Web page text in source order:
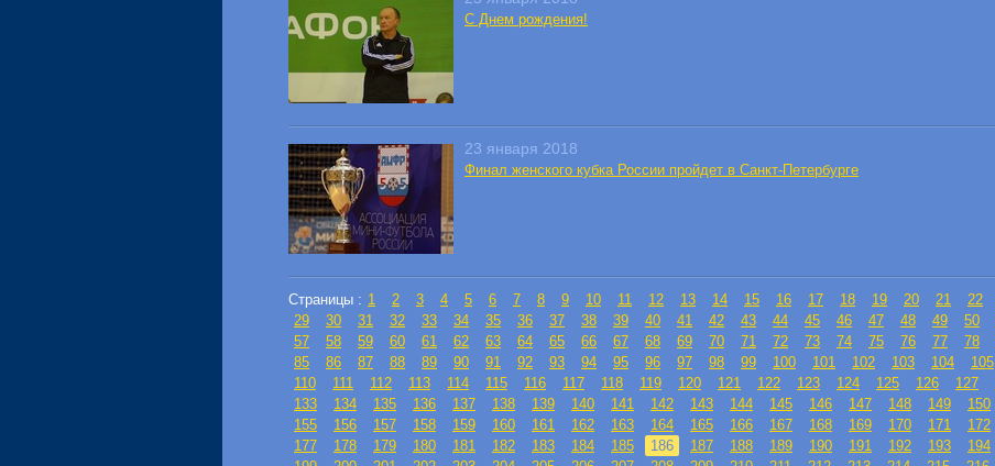
С Днем рождения!
23 января 2018
Финал женского кубка России пройдет в Санкт-Петербурге
Страницы : 1 2 3 4 5 6 7 8 9 10 11 12 13 14 15 16 17 18 19 20 21 22
29
30 31 32 33 34 35 36 37 38 39 40 41 42 43 44 45 46 47 48 49 50
57
58 59 60 61 62 63 64 65 66 67 68 69 70 71 72 73 74 75 76 77 78
85
86 87 88 89 90 91 92 93 94 95 96 97 98 99 100 101 102 103 104 105
110
111 112 113 114 115 116 117 118 119 120 121 122 123 124 125 126 127
133
134 135 136 137 138 139 140 141 142 143 144 145 146 147 148 149 150
155
156 157 158 159 160 161 162 163 164 165 166 167 168 169 170 171 172
177
178 179 180 181 182 183 184 185 186 187 188 189 190 191 192 193 194